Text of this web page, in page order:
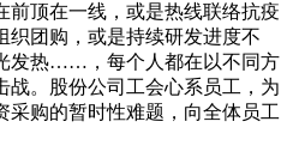
前顶在一线，或是热线联络抗疫
织团购，或是持续研发进度不
发热……，每个人都在以不同方
战。股份公司工会心系员工，为
采购的暂时性难题，向全体员工